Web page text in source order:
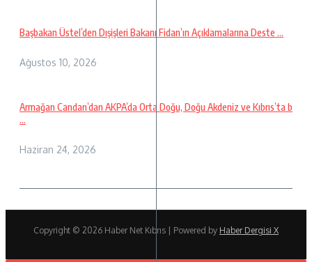
Başbakan Üstel’den Dışişleri Bakanı Fidan’ın Açıklamalarına Deste ...
Ağustos 10, 2026
Armağan Candan’dan AKPA’da Orta Doğu, Doğu Akdeniz ve Kıbrıs’ta b
...
Haziran 24, 2026
Copyright © 2026 Haber Net Kıbrıs | Powered by Haber Dergisi X